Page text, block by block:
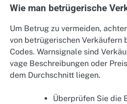
Wie man betrügerische
Um Betrug zu vermeiden,
von betrügerischen Verkäufern
Codes. Warnsignale sind
vage Beschreibungen oder
dem Durchschnitt liegen.
Überprüfen Sie die